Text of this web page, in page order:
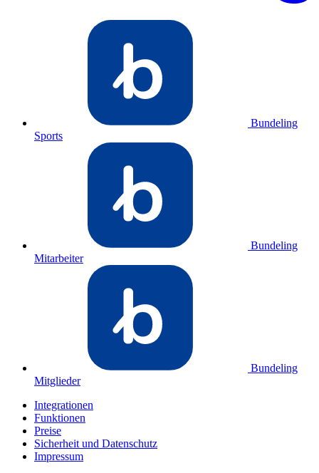
Bundeling
Sports
Bundeling
Mitarbeiter
Bundeling
Mitglieder
Integrationen
Funktionen
Preise
Sicherheit und Datenschutz
Impressum